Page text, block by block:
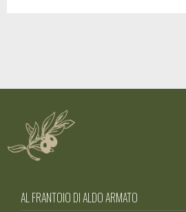
AL FRANTOIO DI ALDO ARMATO